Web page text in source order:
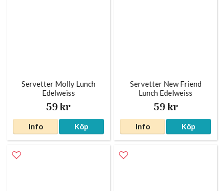
Servetter Molly Lunch
Edelweiss
59 kr
Info Köp
Servetter New Friend
Lunch Edelweiss
59 kr
Info Köp